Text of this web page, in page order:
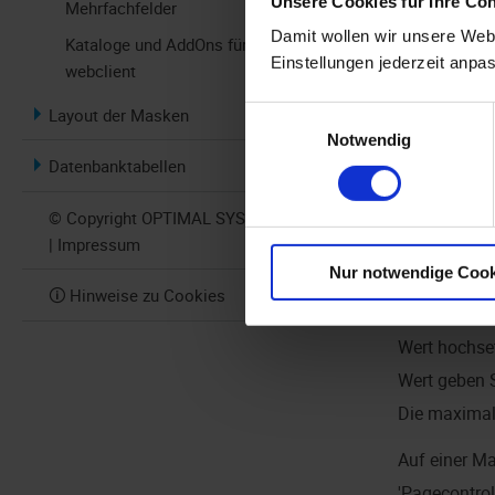
Damit wollen wir unsere
Einstellungen jederzeit
Notwendig
Nur notwendige
Mehrfachfelder
Kataloge und AddOns für enaio®
webclient
Layout der Masken
Datenbanktabellen
© Copyright OPTIMAL SYSTEMS 2026
| Impressum
🛈 Hinweise zu Cookies
grafische
Die
dieser
Mit der
editor
Wert
Wert geben
Die
Auf einer